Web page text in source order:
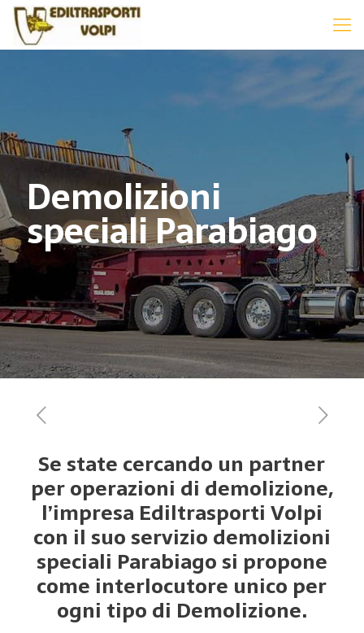
Demolizioni
speciali Parabiago
Se state cercando un partner
per operazioni di demolizione,
l’impresa Ediltrasporti Volpi
con il suo servizio demolizioni
speciali Parabiago si propone
come interlocutore unico per
ogni tipo di Demolizione.